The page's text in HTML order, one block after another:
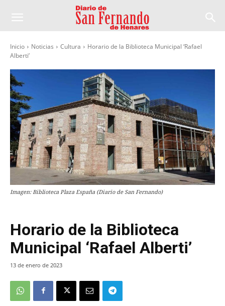
Inicio Noticias Cultura
Horario de la Biblioteca Municipal ‘Rafael
Alberti’
Imagen: Biblioteca Plaza España (Diario de San Fernando)
Horario de la Biblioteca
Municipal ‘Rafael Alberti’
13 de enero de 2023